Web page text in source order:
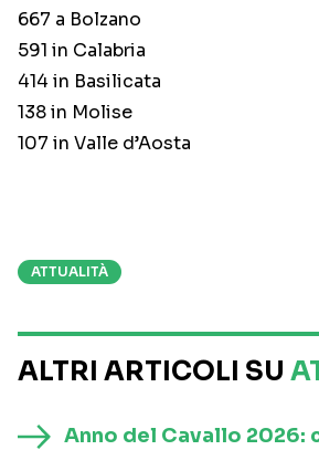
667 a Bolzano
591 in Calabria
414 in Basilicata
138 in Molise
107 in Valle d’Aosta
ATTUALITÀ
ALTRI ARTICOLI SU
Anno del Cavallo 2026: